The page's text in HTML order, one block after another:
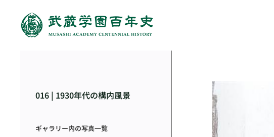
016 | 1930年代の構内風景
ギャラリー内の写真一覧